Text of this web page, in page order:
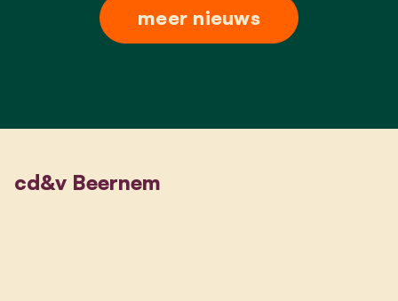
meer nieuws
cd&v Beernem